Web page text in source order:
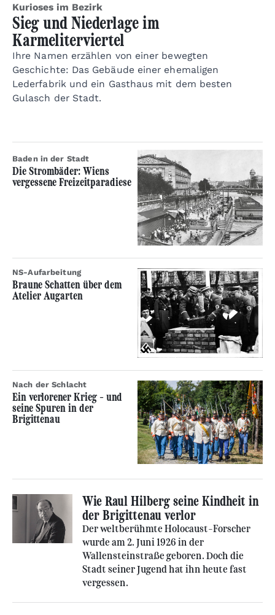
Kurioses im Bezirk
Sieg und Niederlage im
Karmeliterviertel
Ihre Namen erzählen von einer bewegten
Geschichte: Das Gebäude einer ehemaligen
Lederfabrik und ein Gasthaus mit dem besten
Gulasch der Stadt.
Baden in der Stadt
Die Strombäder: Wiens
vergessene Freizeitparadiese
NS-Aufarbeitung
Braune Schatten über dem
Atelier Augarten
Nach der Schlacht
Ein verlorener Krieg – und
seine Spuren in der
Brigittenau
Wie Raul Hilberg seine Kindheit in
der Brigittenau verlor
Der weltberühmte Holocaust-Forscher
wurde am 2. Juni 1926 in der
Wallensteinstraße geboren. Doch die
Stadt seiner Jugend hat ihn heute fast
vergessen.